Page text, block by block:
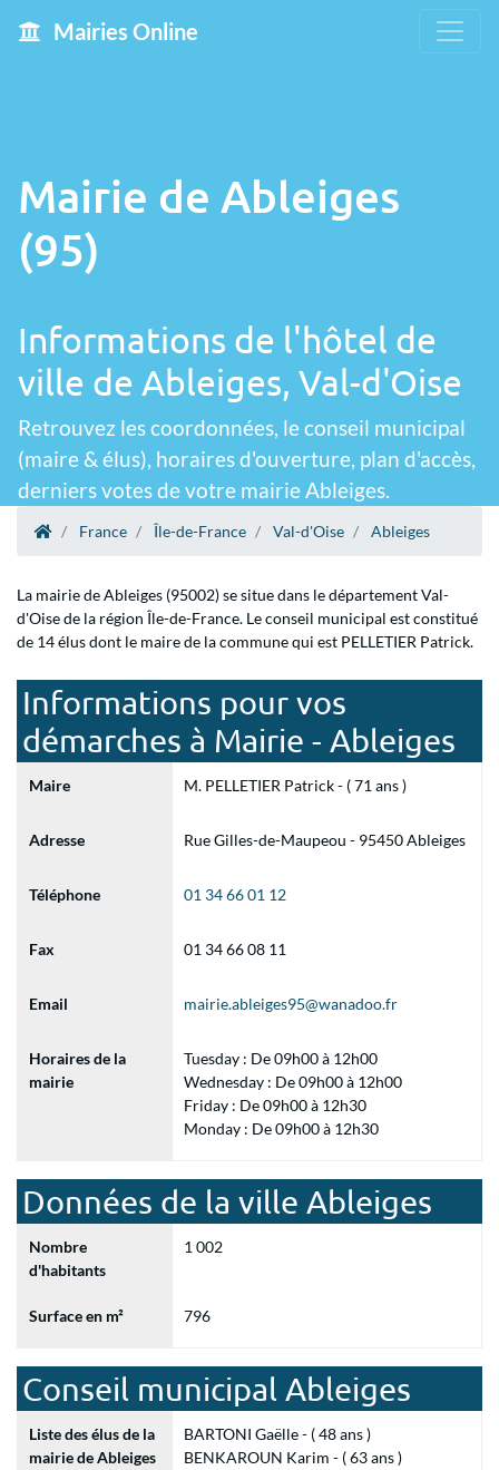
Mairies Online
Mairie de Ableiges
(95)
Informations de l'hôtel de
ville de Ableiges, Val-d'Oise
Retrouvez les coordonnées, le conseil municipal
(maire & élus), horaires d'ouverture, plan d'accès,
derniers votes de votre mairie Ableiges.
France Île-de-France Val-d'Oise Ableiges
La mairie de Ableiges (95002) se situe dans le département Val-
d'Oise de la région Île-de-France. Le conseil municipal est constitué
de 14 élus dont le maire de la commune qui est PELLETIER Patrick.
Informations pour vos
démarches à Mairie - Ableiges
Maire M. PELLETIER Patrick - ( 71 ans )
Adresse Rue Gilles-de-Maupeou - 95450 Ableiges
Téléphone 01 34 66 01 12
Fax 01 34 66 08 11
Email mairie.ableiges95@wanadoo.fr
Horaires de la
mairie
Tuesday : De 09h00 à 12h00
Wednesday : De 09h00 à 12h00
Friday : De 09h00 à 12h30
Monday : De 09h00 à 12h30
Données de la ville Ableiges
Nombre
d'habitants
1 002
Surface en m² 796
Conseil municipal Ableiges
Liste des élus de la
mairie de Ableiges
BARTONI Gaëlle - ( 48 ans )
BENKAROUN Karim - ( 63 ans )